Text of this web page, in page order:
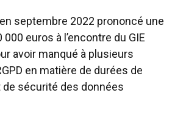
en septembre 2022 prononcé une
euros à l’encontre du GIE
avoir manqué à plusieurs
en matière de durées de
sécurité des données